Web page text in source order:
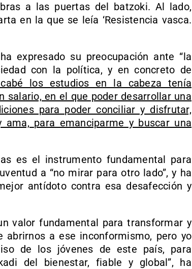
a las puertas del batzoki. Al lado,
en la que se leía ‘Resistencia vasca.
expresado su preocupación ante “la
con la política, y en concreto de
los estudios en la cabeza tenía
salario, en el que poder desarrollar una
para poder conciliar y disfrutar,
para emanciparme y buscar una
es el instrumento fundamental para
a “no mirar para otro lado”, y ha
antídoto contra esa desafección y
valor fundamental para transformar y
abrirnos a ese inconformismo, pero yo
de los jóvenes de este país, para
del bienestar, fiable y global”, ha